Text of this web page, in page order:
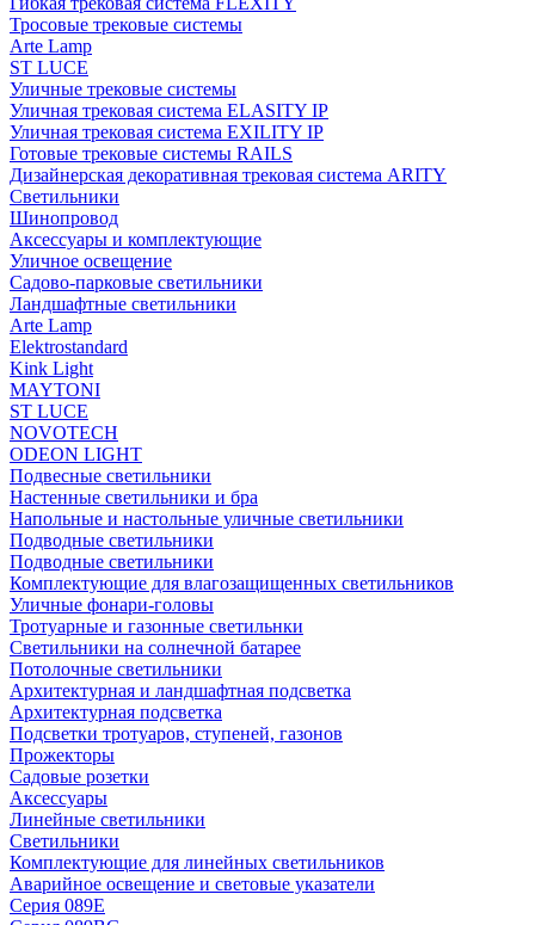
Тросовые трековые системы
Arte Lamp
ST LUCE
Уличные трековые системы
Уличная трековая система ELASITY IP
Уличная трековая система EXILITY IP
Готовые трековые системы RAILS
Дизайнерская декоративная трековая система ARITY
Светильники
Шинопровод
Аксессуары и комплектующие
Уличное освещение
Садово-парковые светильники
Ландшафтные светильники
Arte Lamp
Elektrostandard
Kink Light
MAYTONI
ST LUCE
NOVOTECH
ODEON LIGHT
Подвесные светильники
Настенные светильники и бра
Напольные и настольные уличные светильники
Подводные светильники
Подводные светильники
Комплектующие для влагозащищенных светильников
Уличные фонари-головы
Тротуарные и газонные светильнки
Светильники на солнечной батарее
Потолочные светильники
Архитектурная и ландшафтная подсветка
Архитектурная подсветка
Подсветки тротуаров, ступеней, газонов
Прожекторы
Садовые розетки
Аксессуары
Линейные светильники
Светильники
Комплектующие для линейных светильников
Аварийное освещение и световые указатели
Серия 089E